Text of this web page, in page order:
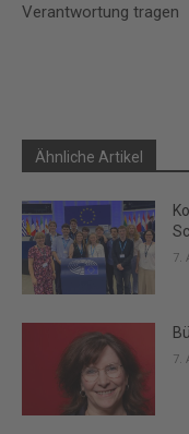
Verantwortung tragen
Ähnliche Artikel
7.
7.